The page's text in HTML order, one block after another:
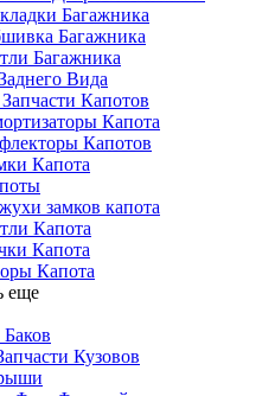
Багажника
Багажника
Багажника
Вида
Капотов
Капота
Капотов
Капота
замков капота
Капота
Капота
Капота
еще
Кузовов